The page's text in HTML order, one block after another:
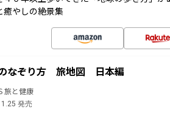
癒やしの絶景集
なぞり方 旅地図 日本編
旅と健康
発売